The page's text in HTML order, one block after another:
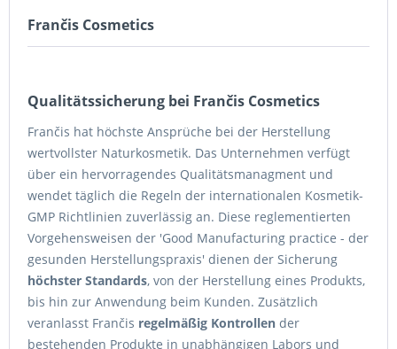
Frančis Cosmetics
Qualitätssicherung bei Frančis Cosmetics
Frančis hat höchste Ansprüche bei der Herstellung
wertvollster Naturkosmetik. Das Unternehmen verfügt
über ein hervorragendes Qualitätsmanagment und
wendet täglich die Regeln der internationalen Kosmetik-
GMP Richtlinien zuverlässig an. Diese reglementierten
Vorgehensweisen der 'Good Manufacturing practice - der
gesunden Herstellungspraxis' dienen der Sicherung
höchster Standards, von der Herstellung eines Produkts,
bis hin zur Anwendung beim Kunden. Zusätzlich
veranlasst Frančis regelmäßig Kontrollen der
bestehenden Produkte in unabhängigen Labors und